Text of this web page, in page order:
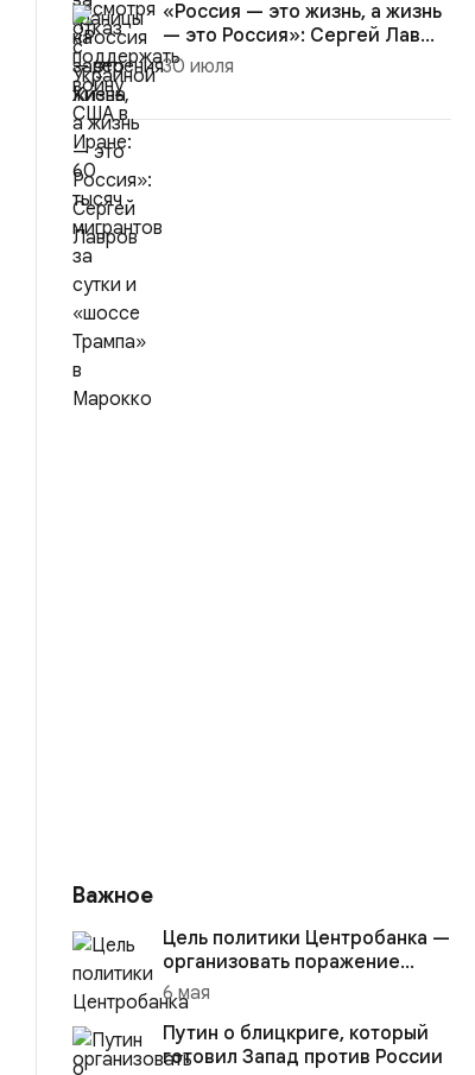
«Россия — это жизнь, а жизнь
— это Россия»: Сергей Лав...
30 июля
Важное
Цель политики Центробанка —
организовать поражение
России в вооружённом
конфликте с США
6 мая
Путин о блицкриге, который
готовил Запад против России